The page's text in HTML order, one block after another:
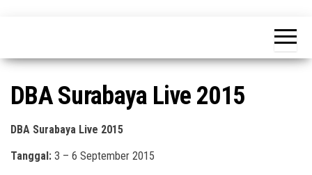
Pameran,
Acara &
Promo
Terbaru
Pameran,
Bazaar,
Workshop,
Lomba dll.
DBA Surabaya Live 2015
DBA Surabaya Live 2015
Tanggal: 3 – 6 September 2015